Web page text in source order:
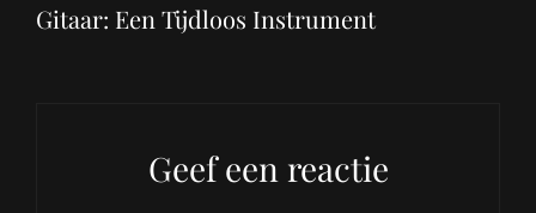
Gitaar: Een Tijdloos Instrument
Geef een reactie